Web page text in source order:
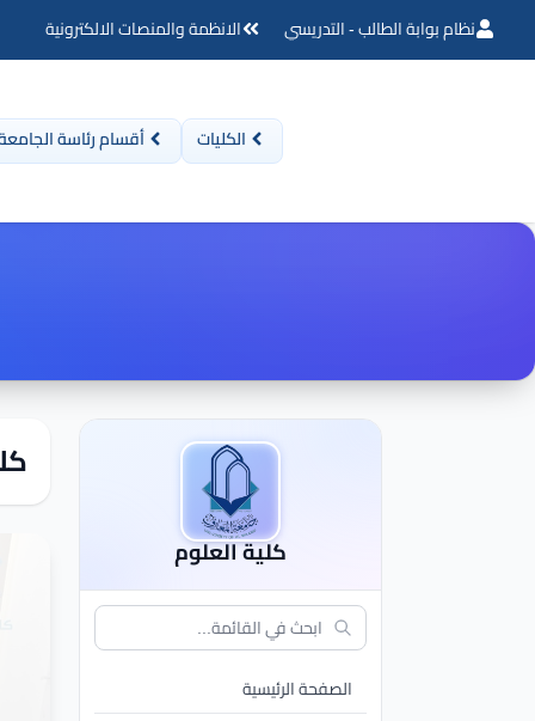
نظام بوابة الطالب - التدريسي الانظمة والمنصات الالكترونية
الكليات أقسام رئاسة
كلية العلوم
الصفحة الرئيسية